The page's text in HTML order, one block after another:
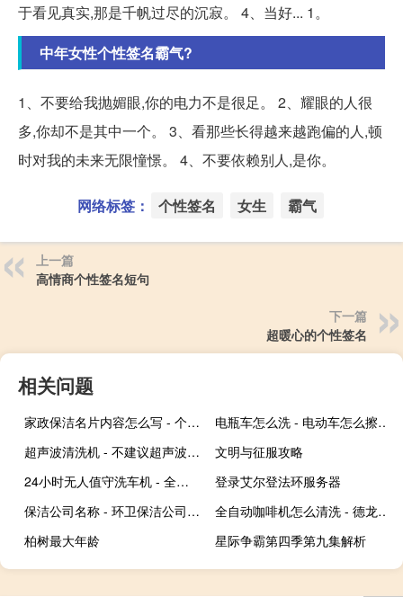
于看见真实,那是千帆过尽的沉寂。 4、当好... 1。
中年女性个性签名霸气?
1、不要给我抛媚眼,你的电力不是很足。 2、耀眼的人很
多,你却不是其中一个。 3、看那些长得越来越跑偏的人,顿
时对我的未来无限憧憬。 4、不要依赖别人,是你。
网络标签： 个性签名 女生 霸气
上一篇
高情商个性签名短句
下一篇
超暖心的个性签名
相关问题
家政保洁名片内容怎么写 - 个人家政名片大全
电瓶车怎么洗 - 电动车怎么擦不干净
超声波清洗机 - 不建议超声波清洗眼镜
文明与征服攻略
24小时无人值守洗车机 - 全自动无人值守洗车机
登录艾尔登法环服务器
保洁公司名称 - 环卫保洁公司的起名
全自动咖啡机怎么清洗 - 德龙咖啡机除垢步骤图解
柏树最大年龄
星际争霸第四季第九集解析